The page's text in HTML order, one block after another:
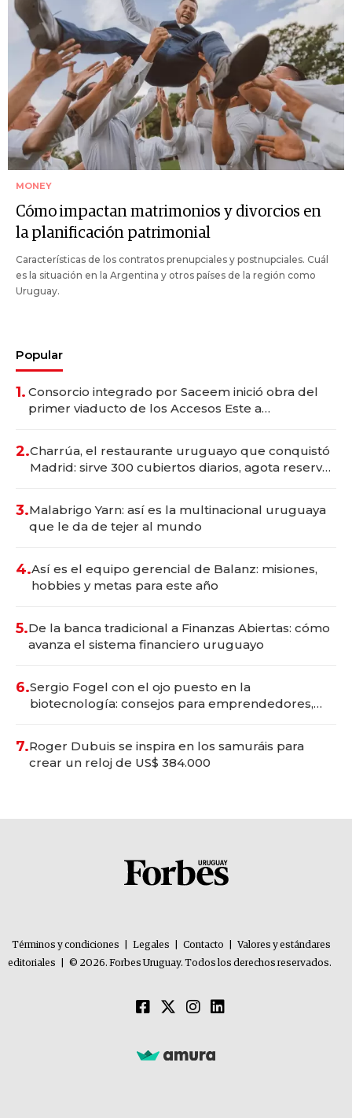
MONEY
Cómo impactan matrimonios y divorcios en
la planificación patrimonial
Características de los contratos prenupciales y postnupciales. Cuál
es la situación en la Argentina y otros países de la región como
Uruguay.
Popular
1. Consorcio integrado por Saceem inició obra del
primer viaducto de los Accesos Este a
2.Charrúa, el restaurante uruguayo que conquistó
Madrid: sirve 300 cubiertos diarios, agota reservas
3.Malabrigo Yarn: así es la multinacional uruguaya
que le da de tejer al mundo
4.Así es el equipo gerencial de Balanz: misiones,
hobbies y metas para este año
5.De la banca tradicional a Finanzas Abiertas: cómo
avanza el sistema financiero uruguayo
6.Sergio Fogel con el ojo puesto en la
biotecnología: consejos para emprendedores,
7.Roger Dubuis se inspira en los samuráis para
crear un reloj de US$ 384.000
Términos y condiciones Legales Contacto
Valores y estándares
editoriales
© 2026. Forbes Uruguay. Todos los derechos reservados.